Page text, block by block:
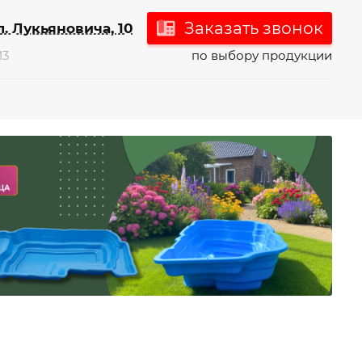
Лукьяновича, 10 Заказать звонок
по выбору продукции